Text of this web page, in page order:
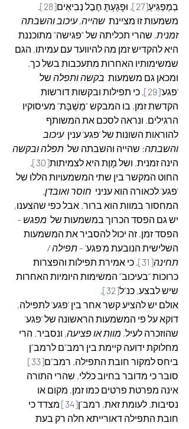
בְמַפְגִּיעַ[27] , וּפָגַעְתָּ חֶבֶל נְבִיאִים[28]
.
משמעות זו מציינת שהייה, עיכוב והשבתה
זמנית, שהרי תכליתה של “פגישה” מתוכננת
היא להקדיש זמן מה להיוועד עם עמיתו, הגם
שמשימותיו האחרות מתעכבות בשל כך.
ומכאן גם משמעות בקשה ותפלה של
‘פגע’[29]
, כי תפילות ובקשות דורשות
הקדשת זמן, בו המבקש “מֻשְׁבָּת” מעיסוקיו
הרגילים. ונראה לסכם את המשותף
להוראות השונות של ‘פגע’ ענין עיכוב
והשבתה: שהייה והשבתה של תפלה ובקשה
הינה זמנית, ושל מָוֶת היא לצמיתות[30]
.
החוט המקשר בין שתי המשמעויות הללו של
‘פגע’ לכאורה הוא עניני חוסר ואובדן.
המחסור במוות הוא ברור. אבל כפי שהצענו,
יש גם הפסד הכרוך במשמעות של מפגש –
הפסד זמן. זה יכול להסביר את המשמעות
השלישית הנובעת מ’פגע’ – תפילה /
תחינה[31]
, כי אמירת תפילות והפצרות
כרוכות “בעיכוב” המשימות היומיות האחרות
שיש לבצע, כנ”ל[32]
.
אולם יש להציע קשר אחר בין ‘פגע’ לתפילה,
דוקא על פי המשמעות הראשונה של ‘פגע’
שהוזכרה לעיל, מוות או פציעה, ונסביר. הרי
מחלוקת ידועה קיימת בין רמב”ם לרמב”ן
ביחס למקור חובת התפילה. רמב”ם[33]
סובר כי מדובר בחיוב כללי, שהרי התורה
אינה מפרטת פרטים כמו זמן, מקום או
נסיבות. לעומת זאת, רמב”ן[34]
מצדד כי
חובת התפילה דאורייתא חלה רק בעת